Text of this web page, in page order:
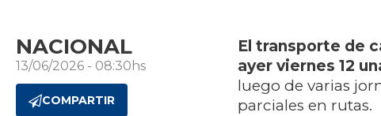
NACIONAL
13/06/2026 - 08:30hs
COMPARTIR
El transporte de
ayer viernes 12
luego de varias
parciales en rutas.